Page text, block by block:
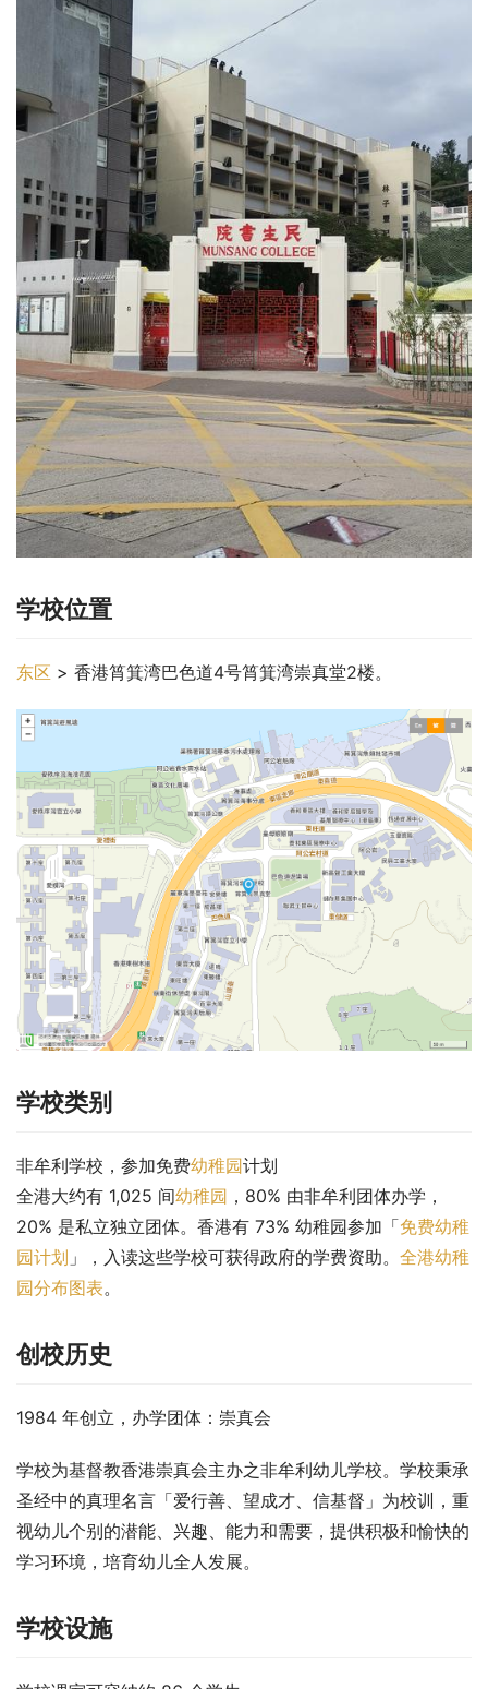
学校位置
东区 > 香港筲箕湾巴色道4号筲箕湾崇真堂2楼。
学校类别
非牟利学校，参加免费幼稚园计划
全港大约有 1,025 间幼稚园 ，80% 由非牟利团体办学，
20% 是私立独立团体。香港有 73% 幼稚园参加「免费幼稚
园计划 」，入读这些学校可获得政府的学费资助。 全港幼稚
园分布图表。
创校历史
1984 年创立，办学团体：崇真会
学校为基督教香港崇真会主办之非牟利幼儿学校。学校秉承
圣经中的真理名言「爱行善、望成才、信基督」为校训，重
视幼儿个别的潜能、兴趣、能力和需要，提供积极和愉快的
学习环境，培育幼儿全人发展。
学校设施